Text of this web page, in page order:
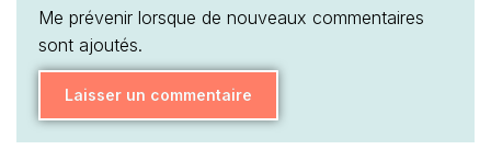
Me prévenir lorsque de nouveaux commentaires
sont ajoutés.